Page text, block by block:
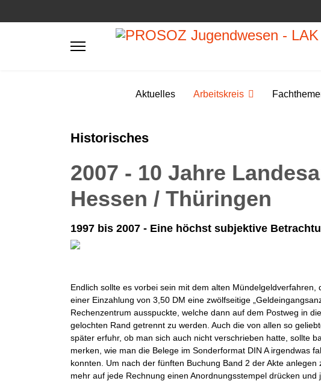
Aktuelles Arbeitskreis
Historisches
2007 - 10 Jahre
Hessen / Thüringen
1997 bis 2007 - Eine höchst subjektive
Endlich sollte es vorbei sein mit dem alten
einer Einzahlung von 3,50 DM eine zwölfseitige
Rechenzentrum ausspuckte, welche dann auf dem Postweg in
gelochten Rand getrennt zu werden. Auch die von allen so
später erfuhr, ob man sich auch nicht verschrieben hatte, sollte
merken, wie man die Belege im Sonderformat DIN A irgendwas
konnten. Um nach der fünften Buchung Band 2 der Akte
mehr auf jede Rechnung einen Anordnungsstempel drücken